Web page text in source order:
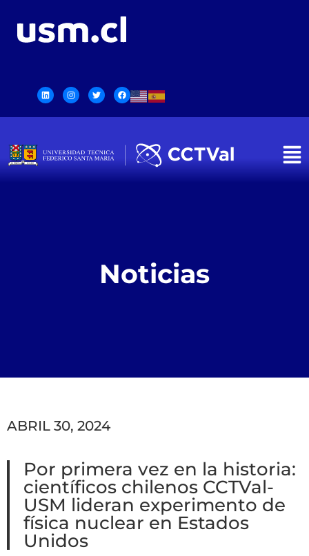
Noticias
ABRIL 30, 2024
Por primera vez en la historia:
científicos chilenos CCTVal-
USM lideran experimento de
física nuclear en Estados
Unidos